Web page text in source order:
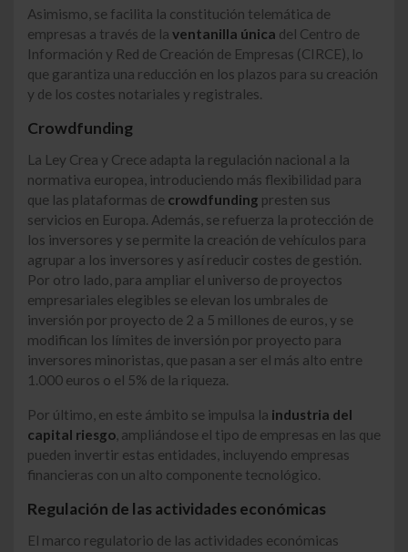
Asimismo, se facilita la constitución telemática de
empresas a través de la ventanilla única del Centro de
Información y Red de Creación de Empresas (CIRCE), lo
que garantiza una reducción en los plazos para su creación
y de los costes notariales y registrales.
Crowdfunding
La Ley Crea y Crece adapta la regulación nacional a la
normativa europea, introduciendo más flexibilidad para
que las plataformas de crowdfunding presten sus
servicios en Europa. Además, se refuerza la protección de
los inversores y se permite la creación de vehículos para
agrupar a los inversores y así reducir costes de gestión.
Por otro lado, para ampliar el universo de proyectos
empresariales elegibles se elevan los umbrales de
inversión por proyecto de 2 a 5 millones de euros, y se
modifican los límites de inversión por proyecto para
inversores minoristas, que pasan a se​r el más alto entre
1.000 euros o el 5% de la riqueza.
Por último, en este ámbito se impulsa la industria del
capital riesgo , ampliándose el tipo de empresas en las que
pueden invertir estas entidades, incluyendo empresas
financieras con un alto componente tecnológico.
Regulación de las actividades económicas
El marco regulatorio de las actividades económicas